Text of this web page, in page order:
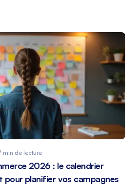
min de lecture
2026 : le calendrier
planifier vos campagnes